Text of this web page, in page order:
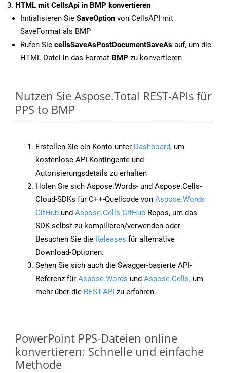
HTML mit CellsApi in BMP konvertieren
Initialisieren Sie SaveOption von CellsAPI mit
SaveFormat als BMP
Rufen Sie cellsSaveAsPostDocumentSaveAs auf, um die
HTML-Datei in das Format BMP zu konvertieren
Nutzen Sie Aspose.Total REST-APIs für
PPS to BMP
Erstellen Sie ein Konto unter Dashboard, um
kostenlose API-Kontingente und
Autorisierungsdetails zu erhalten
Holen Sie sich Aspose.Words- und Aspose.Cells-
Cloud-SDKs für C++-Quellcode von Aspose.Words
GitHub und Aspose.Cells GitHub Repos, um das
SDK selbst zu kompilieren/verwenden oder
Besuchen Sie die Releases für alternative
Download-Optionen.
Sehen Sie sich auch die Swagger-basierte API-
Referenz für Aspose.Words und Aspose.Cells, um
mehr über die REST-API zu erfahren.
PowerPoint PPS-Dateien online
konvertieren: Schnelle und einfache
Methode